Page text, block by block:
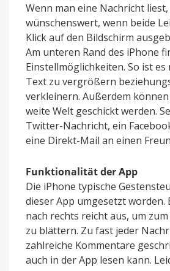
Wenn man eine Nachricht liest,
wünschenswert, wenn beide
Klick auf den Bildschirm
Am unteren Rand des iPhone
Einstellmöglichkeiten. So ist es
Text zu vergrößern
verkleinern. Außerdem
weite Welt geschickt werden.
Twitter-Nachricht, ein
eine Direkt-Mail an einen
Funktionalität der App
Die iPhone typische
dieser App umgesetzt worden.
nach rechts reicht aus, um
zu blättern. Zu fast jeder
zahlreiche Kommentare
auch in der App lesen kann.